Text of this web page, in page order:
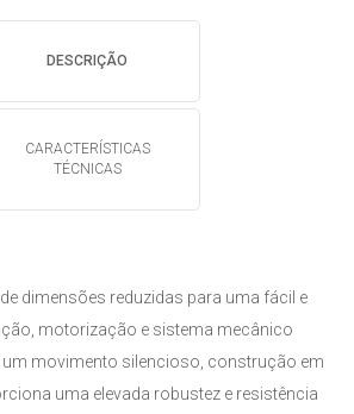
DESCRIÇÃO
CARACTERÍSTICAS
TÉCNICAS
dimensões reduzidas para uma fácil e
motorização e sistema mecânico
movimento silencioso, construção em
uma elevada robustez e resistência